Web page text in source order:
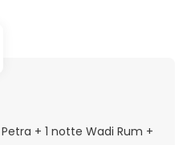
+ 1 notte Wadi Rum +